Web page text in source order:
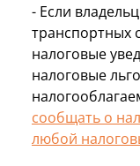
- Если
транспортных
налоговые
налоговые
сообщать о
любой